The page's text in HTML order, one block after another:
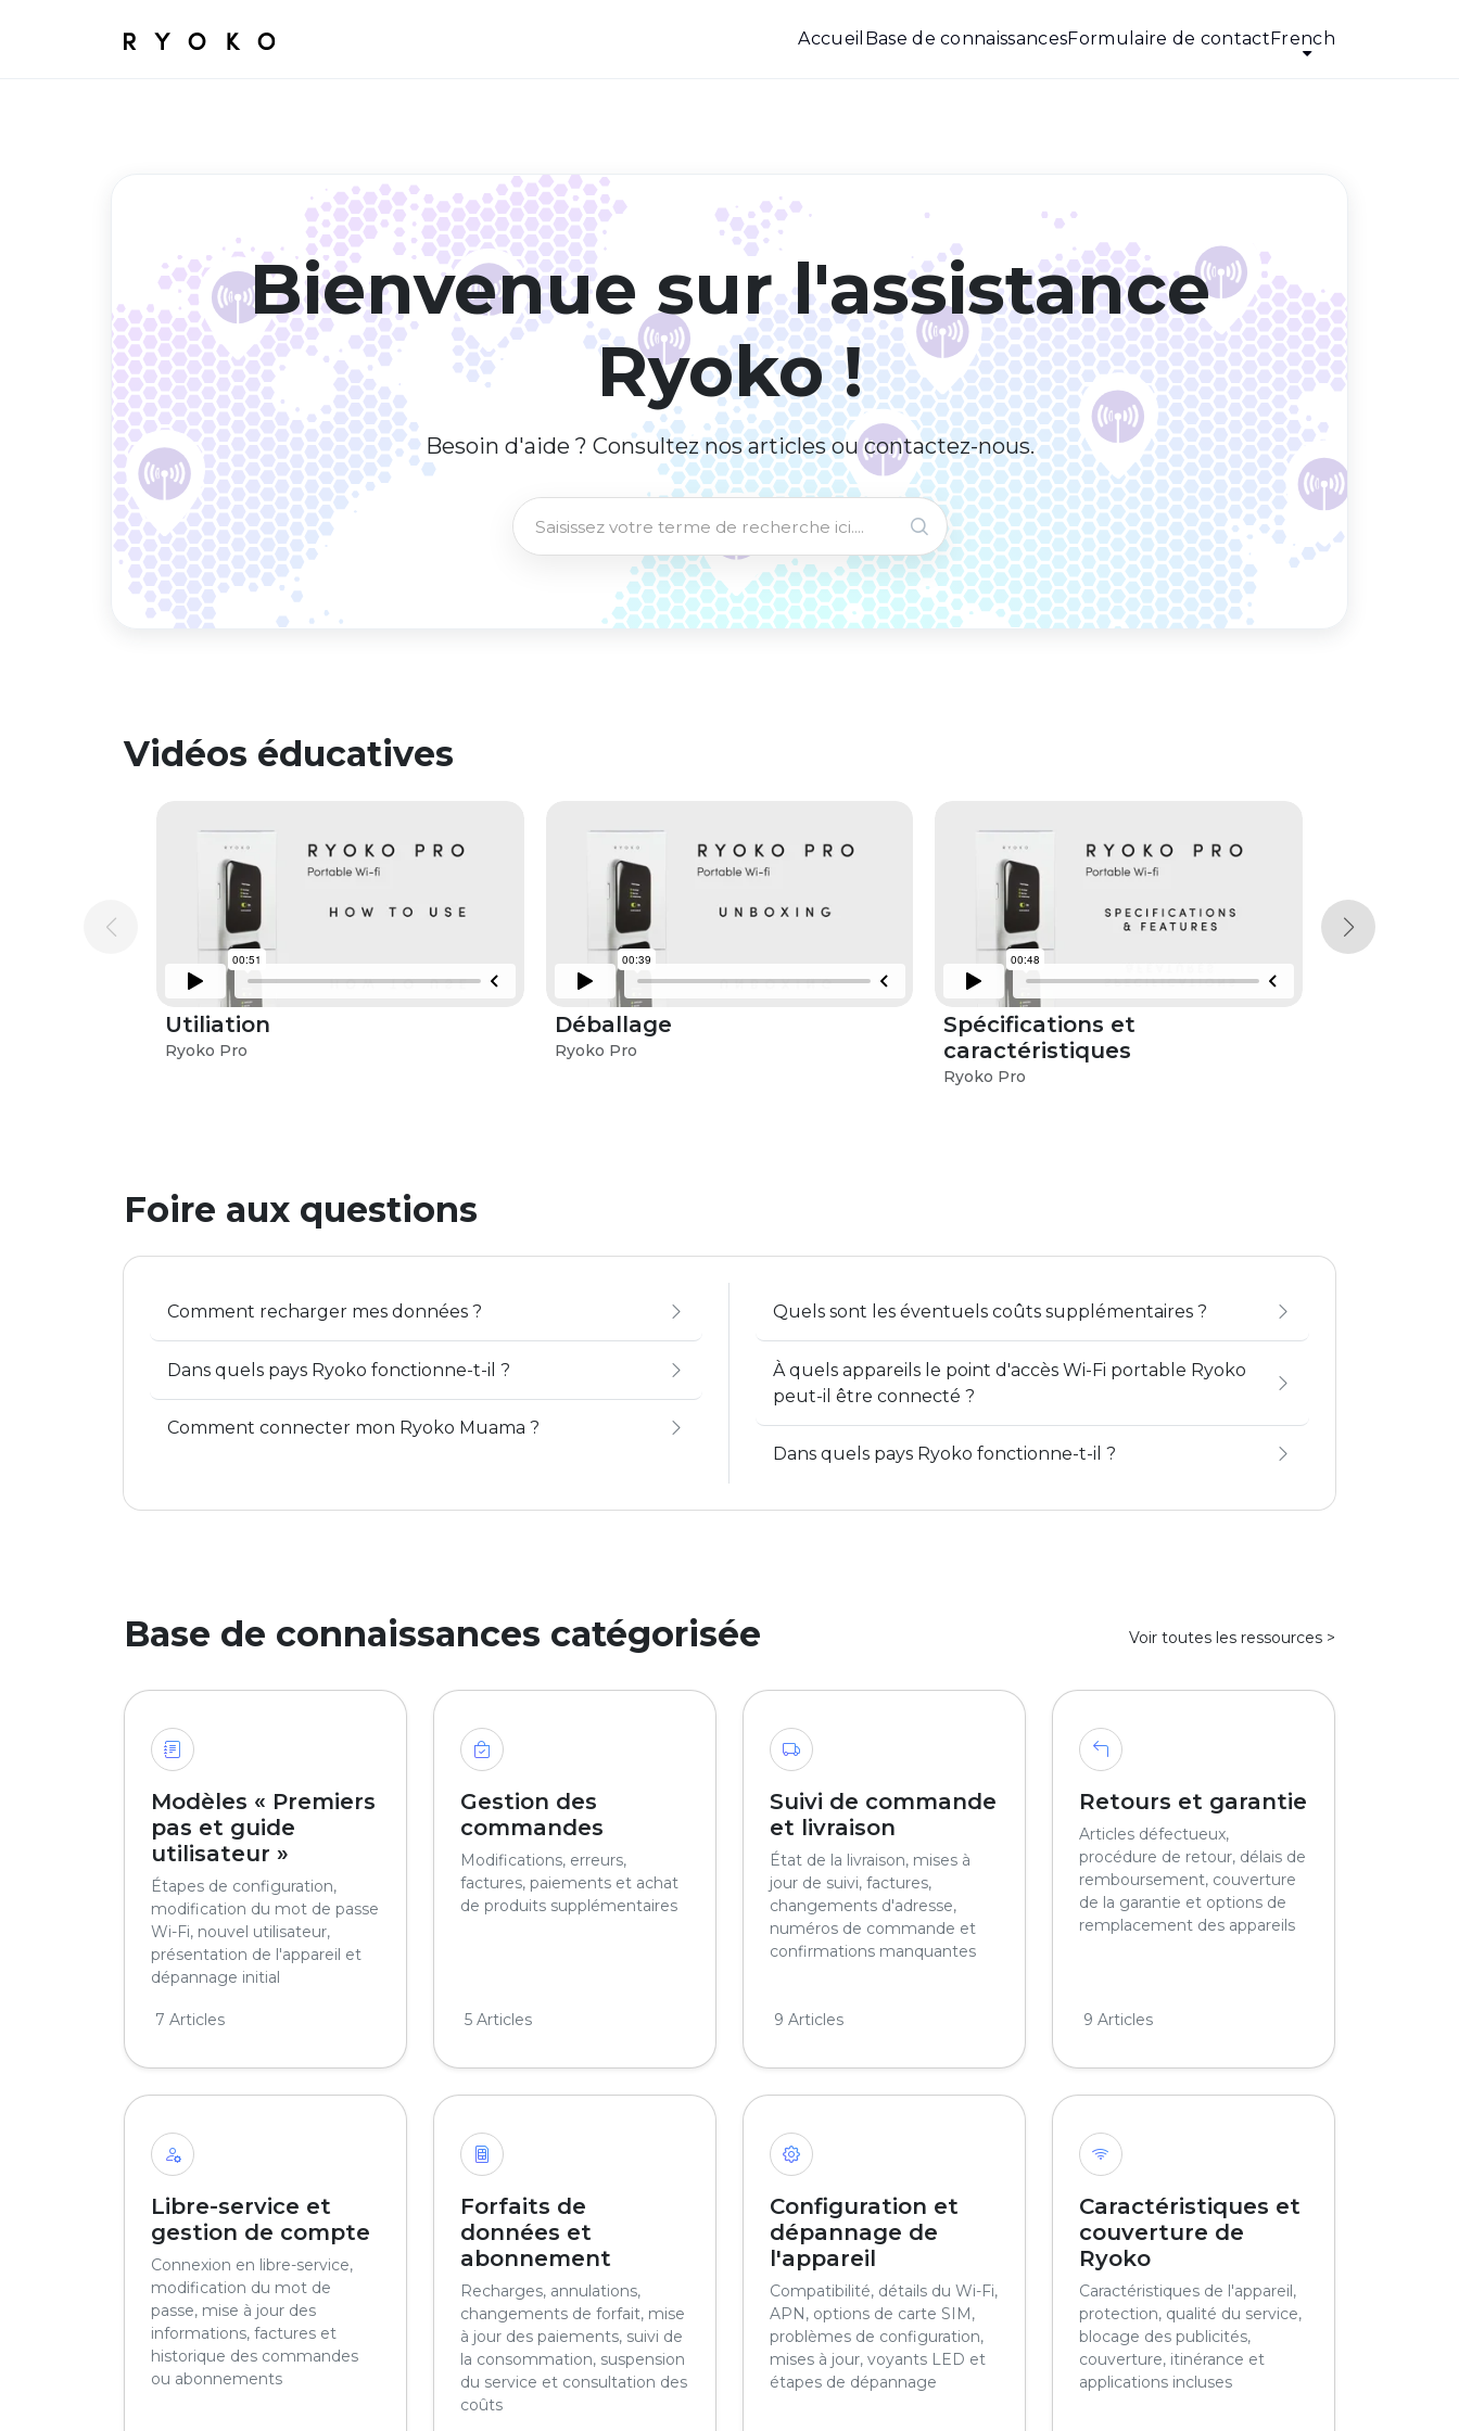
Accueil Base de connaissancesFormulaire de contactFrench
Bienvenue sur l'assistance
Ryoko !
Besoin d'aide ? Consultez nos articles ou contactez-nous.
Vidéos éducatives
Utiliation
Ryoko Pro
Déballage
Ryoko Pro
Spécifications et
caractéristiques
Ryoko Pro
Foire aux questions
Comment recharger mes données ?
Dans quels pays Ryoko fonctionne-t-il ?
Comment connecter mon Ryoko Muama ?
Quels sont les éventuels coûts supplémentaires ?
À quels appareils le point d'accès Wi-Fi portable Ryoko
peut-il être connecté ?
Dans quels pays Ryoko fonctionne-t-il ?
Base de connaissances catégorisée Voir toutes les ressources >
Modèles « Premiers
pas et guide
utilisateur »
Étapes de configuration,
modification du mot de passe
Wi-Fi, nouvel utilisateur,
présentation de l'appareil et
dépannage initial
7 Articles
Gestion des
commandes
Modifications, erreurs,
factures, paiements et achat
de produits supplémentaires
5 Articles
Suivi de commande
et livraison
État de la livraison, mises à
jour de suivi, factures,
changements d'adresse,
numéros de commande et
confirmations manquantes
9 Articles
Retours et garantie
Articles défectueux,
procédure de retour, délais de
remboursement, couverture
de la garantie et options de
remplacement des appareils
9 Articles
Libre-service et
gestion de compte
Connexion en libre-service,
modification du mot de
passe, mise à jour des
informations, factures et
historique des commandes
ou abonnements
Forfaits de
données et
abonnement
Recharges, annulations,
changements de forfait, mise
à jour des paiements, suivi de
la consommation, suspension
du service et consultation des
coûts
Configuration et
dépannage de
l'appareil
Compatibilité, détails du Wi-Fi,
APN, options de carte SIM,
problèmes de configuration,
mises à jour, voyants LED et
étapes de dépannage
Caractéristiques et
couverture de
Ryoko
Caractéristiques de l'appareil,
protection, qualité du service,
blocage des publicités,
couverture, itinérance et
applications incluses